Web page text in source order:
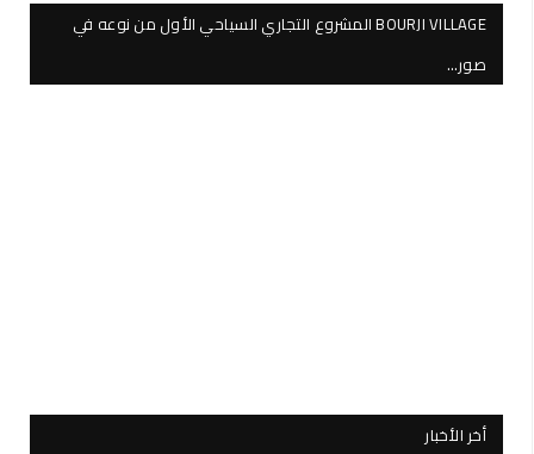
BOURJI VILLAGE المشروع التجاري السياحي الأول من نوعه في
صور…
أخر الأخبار